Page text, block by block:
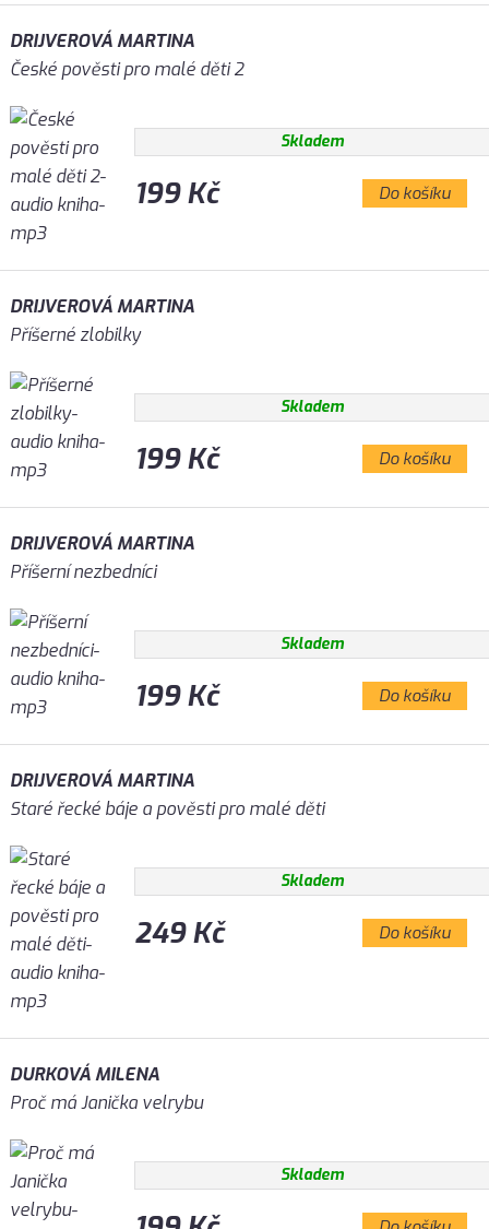
DRIJVEROVÁ MARTINA
České pověsti pro malé děti 2
Skladem
199 Kč Do košíku
DRIJVEROVÁ MARTINA
Příšerné zlobilky
Skladem
199 Kč Do košíku
DRIJVEROVÁ MARTINA
Příšerní nezbedníci
Skladem
199 Kč Do košíku
DRIJVEROVÁ MARTINA
Staré řecké báje a pověsti pro malé děti
Skladem
249 Kč Do košíku
DURKOVÁ MILENA
Proč má Janička velrybu
Skladem